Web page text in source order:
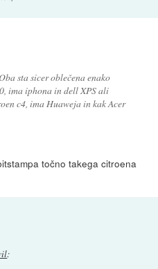
sta sicer oblečena enako
ima iphona in dell XPS ali
c4, ima Huaweja in kak Acer
točno takega citroena
: